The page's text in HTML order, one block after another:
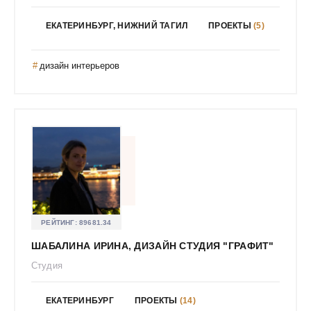
Муравьева Ксения
Нагорных Александра Михайловна
Назаркулиева Маргарита Сергеевна
Наталья Старостина
Наталья Храмцова
Наташа Бердникова
Наумов Денис Алексеевич
Немченок Алёна Николаевна
Нечаева Екатерина Андреевна
ЕКАТЕРИНБУРГ, НИЖНИЙ ТАГИЛ ПРОЕКТЫ(5)
дизайн интерьеров
РЕЙТИНГ:89681.34
ШАБАЛИНА ИРИНА, ДИЗАЙН СТУДИЯ "ГРАФИТ"
Студия
ЕКАТЕРИНБУРГ ПРОЕКТЫ (14)